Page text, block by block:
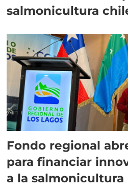
salmonicultura
Fondo regional
para financiar
a la salmonicultura